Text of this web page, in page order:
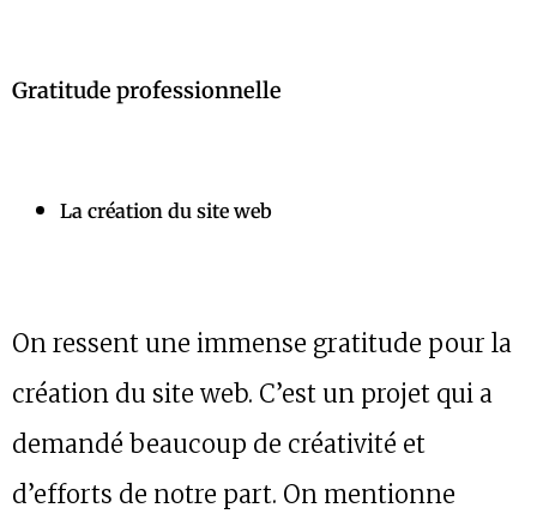
Gratitude professionnelle
La création du site web
On ressent une immense gratitude pour la
création du site web. C’est un projet qui a
demandé beaucoup de créativité et
d’efforts de notre part. On mentionne